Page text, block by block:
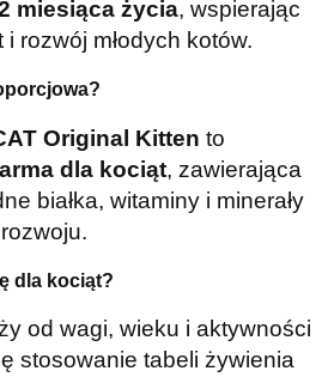
miesiąca życia, wspierając
i rozwój młodych kotów.
Original Kitten to
dla kociąt, zawierająca
białka, witaminy i minerały
dla kociąt?
od wagi, wieku i aktywności
stosowanie tabeli żywienia